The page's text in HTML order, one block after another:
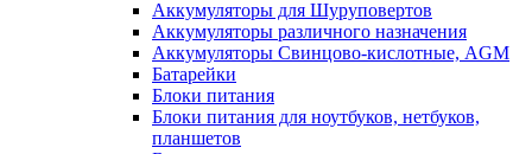
Аккумуляторы для Шуруповертов
Аккумуляторы различного назначения
Аккумуляторы Свинцово-кислотные, AGM
Батарейки
Блоки питания
Блоки питания для ноутбуков, нетбуков,
планшетов